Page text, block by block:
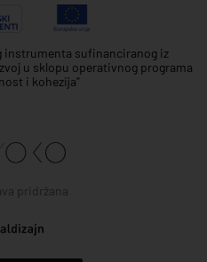
sufinanciranog iz
u sklopu operativnog programa
i kohezija"
pridržana